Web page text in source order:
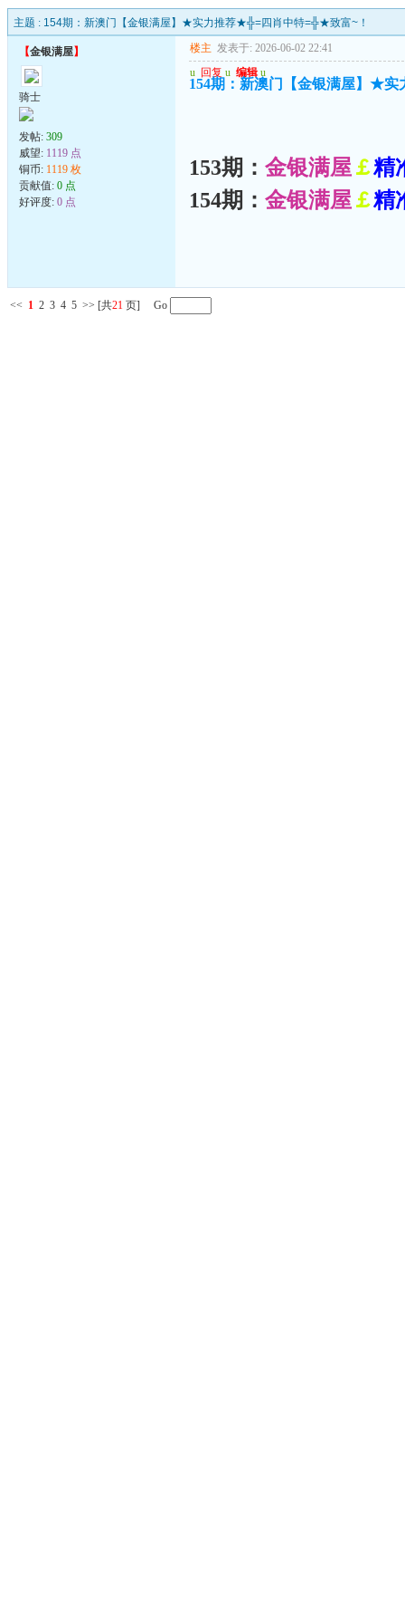
主题 : 154期：新澳门【金银满屋】★实力推荐★╬=四肖中特=╬★致富~！
【金银满屋】
骑士
发帖: 309
威望: 1119 点
铜币: 1119 枚
贡献值: 0 点
好评度: 0 点
楼主 发表于: 2026-06-02 22:41
u 回复 u 编辑 u
154期：新澳门【金银满屋】★
153期： 金银满屋 ￡精
154期： 金银满屋 ￡精
<< 1 2 3 4 5 >> [共21 页] Go